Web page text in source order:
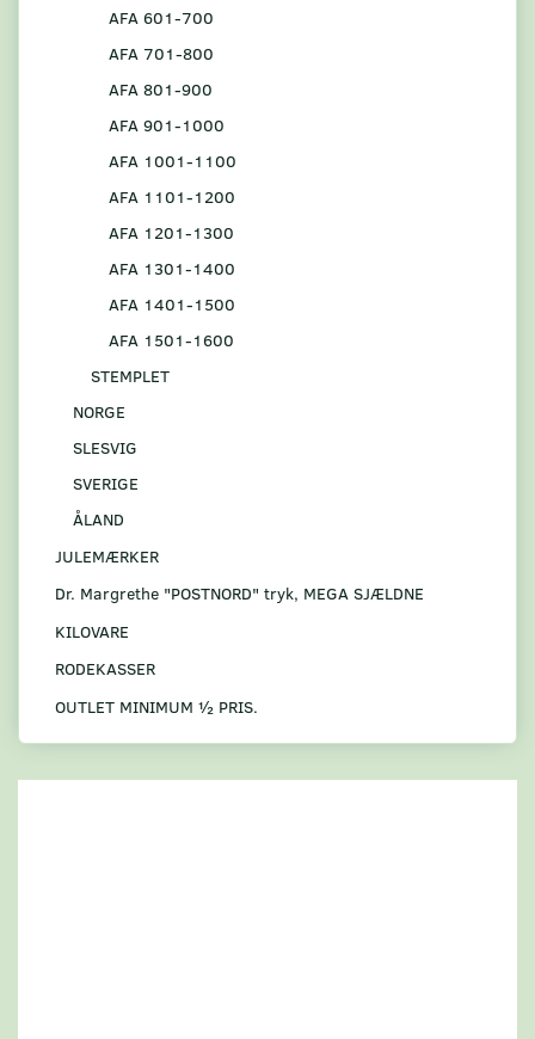
AFA 601-700
AFA 701-800
AFA 801-900
AFA 901-1000
AFA 1001-1100
AFA 1101-1200
AFA 1201-1300
AFA 1301-1400
AFA 1401-1500
AFA 1501-1600
STEMPLET
NORGE
SLESVIG
SVERIGE
ÅLAND
JULEMÆRKER
Dr. Margrethe "POSTNORD" tryk, MEGA SJÆLDNE
KILOVARE
RODEKASSER
OUTLET MINIMUM ½ PRIS.